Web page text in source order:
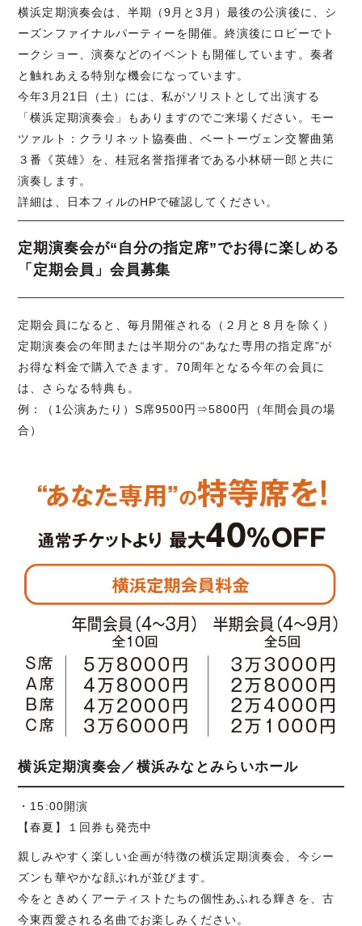
横浜定期演奏会は、半期（9月と3月）最後の公演後に、シ
ーズンファイナルパーティーを開催。終演後にロビーでト
ークショー、演奏などのイベントも開催しています。奏者
と触れあえる特別な機会になっています。
今年3月21日（土）には、私がソリストとして出演する
「横浜定期演奏会」もありますのでご来場ください。モー
ツァルト：クラリネット協奏曲、ベートーヴェン交響曲第
３番《英雄》を、桂冠名誉指揮者である小林研一郎と共に
演奏します。
詳細は、日本フィルのHPで確認してください。
定期演奏会が“自分の指定席”でお得に楽しめる
「定期会員」会員募集
定期会員になると、毎月開催される（２月と８月を除く）
定期演奏会の年間または半期分の“あなた専用の指定席”が
お得な料金で購入できます。70周年となる今年の会員に
は、さらなる特典も。
例：（1公演あたり）S席9500円⇒5800円（年間会員の場
合）
横浜定期演奏会／横浜みなとみらいホール
・15:00開演
【春夏】１回券も発売中
親しみやすく楽しい企画が特徴の横浜定期演奏会、今シー
ズンも華やかな顔ぶれが並びます。
今をときめくアーティストたちの個性あふれる輝きを、古
今東西愛される名曲でお楽しみください。